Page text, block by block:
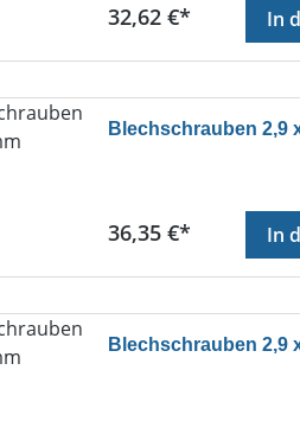
Regulärer Preis:
32,62 €* In
Blechschrauben 2,9
Regulärer Preis:
36,35 €* In
Blechschrauben 2,9